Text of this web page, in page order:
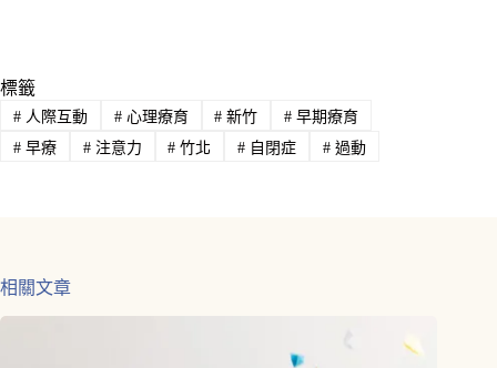
標籤
#人際互動 #心理療育 # 新竹 # 早期療育
#早療 #注意力 # 竹北 # 自閉症 # 過動
相關文章